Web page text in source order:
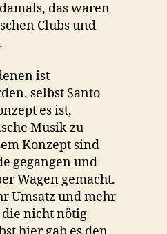
das waren
Clubs und
ist
selbst Santo
es ist,
Musik zu
Konzept sind
gegangen und
Wagen gemacht.
Umsatz und mehr
nicht nötig